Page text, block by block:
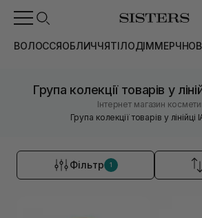
ВОЛОССЯОБЛИЧЧЯТІЛОДІММЕРЧ
Група колекції товарів у
Інтернет магазин
Група колекції товарів у лінійці
Фільтр 1